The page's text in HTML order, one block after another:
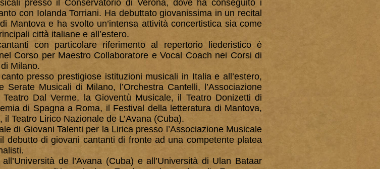
presso il Conservatorio di Verona, dove ha conseguito i
con Iolanda Torriani. Ha debuttato giovanissima in un recital
Mantova e ha svolto un’intensa attività concertistica sia come
città italiane e all’estero.
con particolare riferimento al repertorio liederistico è
Corso per Maestro Collaboratore e Vocal Coach nei Corsi di
Milano.
presso prestigiose istituzioni musicali in Italia e all’estero,
Musicali di Milano, l’Orchestra Cantelli, l’Associazione
Dal Verme, la Gioventù Musicale, il Teatro Donizetti di
di Spagna a Roma, il Festival della letteratura di Mantova,
Teatro Lirico Nazionale de L’Avana (Cuba).
di Giovani Talenti per la Lirica presso l’Associazione Musicale
debutto di giovani cantanti di fronte ad una competente platea
de l’Avana (Cuba) e all’Università di Ulan Bataar